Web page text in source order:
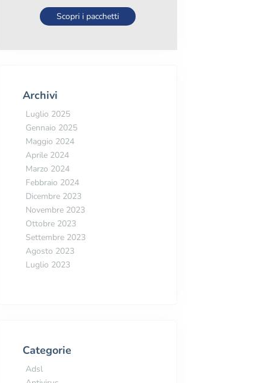
Scopri i pacchetti
Archivi
Luglio 2025
Gennaio 2025
Maggio 2024
Aprile 2024
Marzo 2024
Febbraio 2024
Dicembre 2023
Novembre 2023
Ottobre 2023
Settembre 2023
Agosto 2023
Luglio 2023
Categorie
Adsl